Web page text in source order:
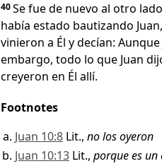
40Se fue de nuevo al otro
había estado bautizando Juan
vinieron a Él y decían:
embargo, todo lo que Juan
creyeron en Él allí.
Footnotes
Juan 10:8 Lit., no los oyeron
Juan 10:13 Lit., porque es